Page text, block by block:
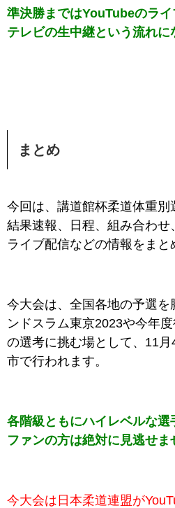
準決勝まではYouTubeのラ
テレビの生中継という流れに
まとめ
今回は、講道館杯柔道体重別
結果速報、日程、組み合わせ
ライブ配信などの情報をまと
今大会は、全国各地の予選を
ンドスラム東京2023や今年
の選考に挑む場として、11
市で行われます。
各階級ともにハイレベルな選
ファンの方は絶対に見逃せま
今大会は日本柔道連盟が